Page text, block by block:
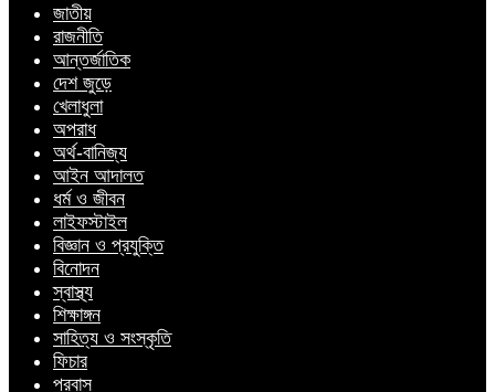
জাতীয়
রাজনীতি
আন্তর্জাতিক
দেশ জুড়ে
খেলাধুলা
অপরাধ
অর্থ-বানিজ্য
আইন আদালত
ধর্ম ও জীবন
লাইফস্টাইল
বিজ্ঞান ও প্রযুক্তি
বিনোদন
স্বাস্থ্য
শিক্ষাঙ্গন
সাহিত্য ও সংস্কৃতি
ফিচার
প্রবাস